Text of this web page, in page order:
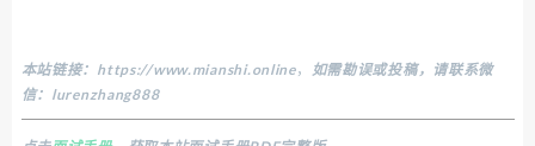
本站链接： https://www.mianshi.online，
如需勘误或投稿，请联系微
信：lurenzhang888